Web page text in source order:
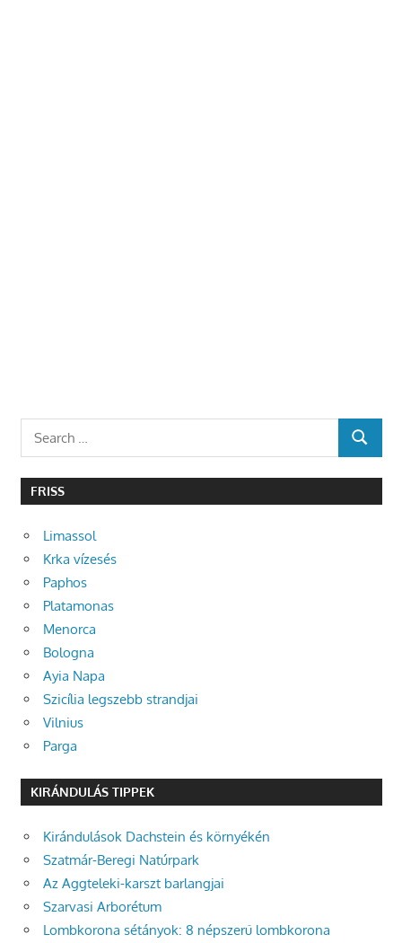
SEARCH
FRISS
Limassol
Krka vízesés
Paphos
Platamonas
Menorca
Bologna
Ayia Napa
Szicília legszebb strandjai
Vilnius
Parga
KIRÁNDULÁS TIPPEK
Kirándulások Dachstein és környékén
Szatmár-Beregi Natúrpark
Az Aggteleki-karszt barlangjai
Szarvasi Arborétum
Lombkorona sétányok: 8 népszerű lombkorona